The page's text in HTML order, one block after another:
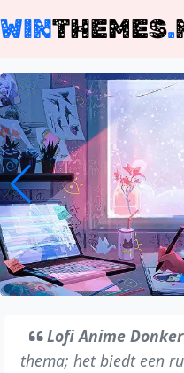
WINTHEMES.
Lofi Anime Donker
thema; het biedt een